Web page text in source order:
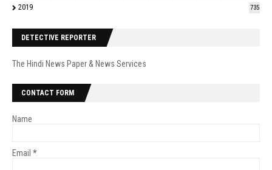
2019 735
DETECTIVE REPORTER
The Hindi News Paper & News Services
CONTACT FORM
Name
Email *